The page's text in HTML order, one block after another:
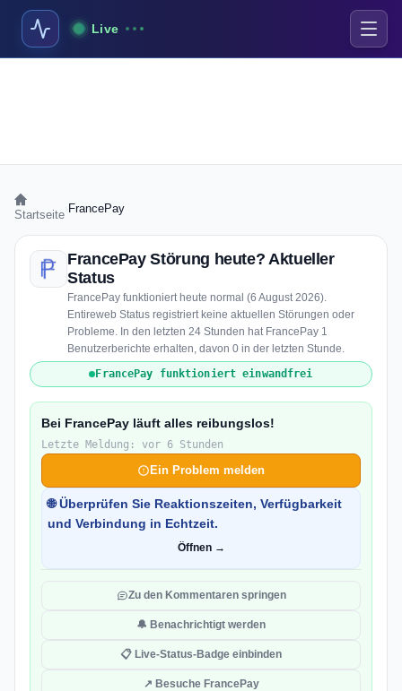
Live
Startseite FrancePay
FrancePay Störung heute? Aktueller
Status
FrancePay funktioniert heute normal (6 August 2026).
Entireweb Status registriert keine aktuellen Störungen oder
Probleme. In den letzten 24 Stunden hat FrancePay 1
Benutzerberichte erhalten, davon 0 in der letzten Stunde.
FrancePay funktioniert einwandfrei
Bei FrancePay läuft alles reibungslos!
Letzte Meldung: vor 6 Stunden
Ein Problem melden
🌐 Überprüfen Sie Reaktionszeiten, Verfügbarkeit
und Verbindung in Echtzeit.
Öffnen →
Zu den Kommentaren springen
🔔 Benachrichtigt werden
📋 Live-Status-Badge einbinden
↗ Besuche FrancePay